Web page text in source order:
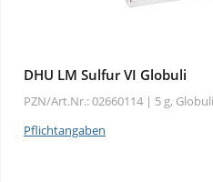
DHU LM Sulfur VI Globuli
PZN/Art.Nr.: 02660114 | 5 g, Globuli
Pflichtangaben